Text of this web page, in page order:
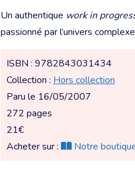
Un authentique work in
passionné par l’univers
ISBN : 9782843031434
Collection : Hors collection
Paru le 16/05/2007
272 pages
21€
Acheter sur :
Notre